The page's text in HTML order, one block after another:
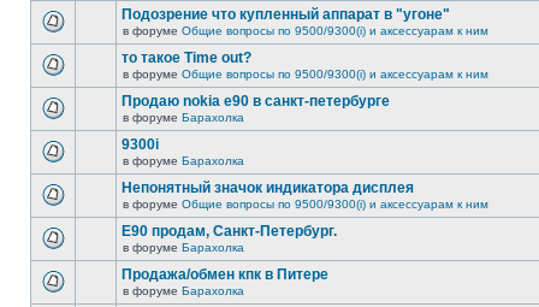
Подозрение что купленный аппарат в "угоне"
в форуме Общие вопросы по 9500/9300(i) и аксессуарам к ним
то такое Time out?
в форуме Общие вопросы по 9500/9300(i) и аксессуарам к ним
Продаю nokia е90 в санкт-петербурге
в форуме Барахолка
9300i
в форуме Барахолка
Непонятный значок индикатора дисплея
в форуме Общие вопросы по 9500/9300(i) и аксессуарам к ним
Е90 продам, Санкт-Петербург.
в форуме Барахолка
Продажа/обмен кпк в Питере
в форуме Барахолка